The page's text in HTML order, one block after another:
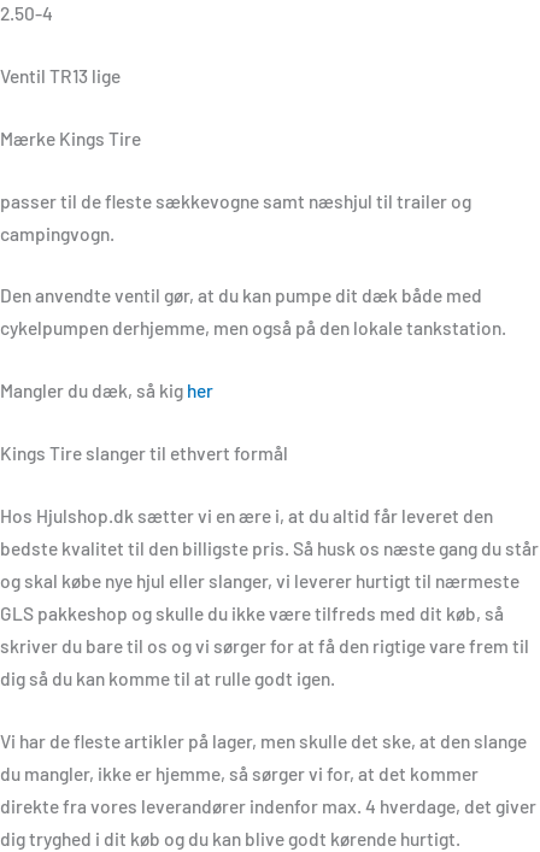
2.50-4
Ventil TR13 lige
Mærke Kings Tire
passer til de fleste sækkevogne samt næshjul til trailer og
campingvogn.
Den anvendte ventil gør, at du kan pumpe dit dæk både med
cykelpumpen derhjemme, men også på den lokale tankstation.
Mangler du dæk, så kig her
Kings Tire slanger til ethvert formål
Hos Hjulshop.dk sætter vi en ære i, at du altid får leveret den
bedste kvalitet til den billigste pris. Så husk os næste gang du står
og skal købe nye hjul eller slanger, vi leverer hurtigt til nærmeste
GLS pakkeshop og skulle du ikke være tilfreds med dit køb, så
skriver du bare til os og vi sørger for at få den rigtige vare frem til
dig så du kan komme til at rulle godt igen.
Vi har de fleste artikler på lager, men skulle det ske, at den slange
du mangler, ikke er hjemme, så sørger vi for, at det kommer
direkte fra vores leverandører indenfor max. 4 hverdage, det giver
dig tryghed i dit køb og du kan blive godt kørende hurtigt.